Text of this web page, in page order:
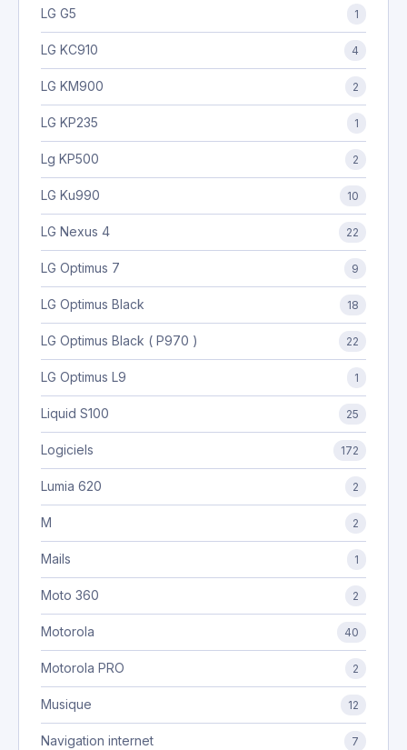
LG G5 1
LG KC910 4
LG KM900 2
LG KP235 1
Lg KP500 2
LG Ku990 10
LG Nexus 4 22
LG Optimus 7 9
LG Optimus Black 18
LG Optimus Black ( P970 ) 22
LG Optimus L9 1
Liquid S100 25
Logiciels 172
Lumia 620 2
M 2
Mails 1
Moto 360 2
Motorola 40
Motorola PRO 2
Musique 12
Navigation internet 7